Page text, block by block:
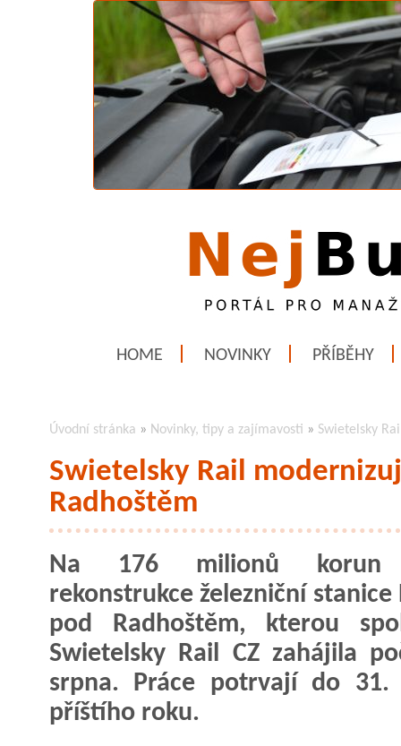
HOME NOVINKY PŘÍBĚHY
Úvodní stránka » Novinky, tipy a zajímavosti » Swietelsky
Swietelsky Rail
Radhoštěm
Na 176 milionů korun
rekonstrukce železniční stanice
pod Radhoštěm, kterou
Swietelsky Rail CZ zahájila
srpna. Práce potrvají do 31.
příštího roku.